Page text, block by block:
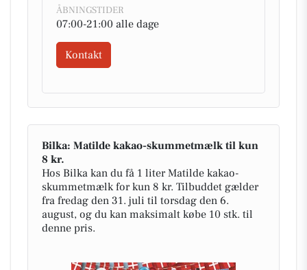
ÅBNINGSTIDER
07:00-21:00 alle dage
Kontakt
Bilka: Matilde kakao-skummetmælk til kun
8 kr.
Hos Bilka kan du få 1 liter Matilde kakao-
skummetmælk for kun 8 kr. Tilbuddet gælder
fra fredag den 31. juli til torsdag den 6.
august, og du kan maksimalt købe 10 stk. til
denne pris.